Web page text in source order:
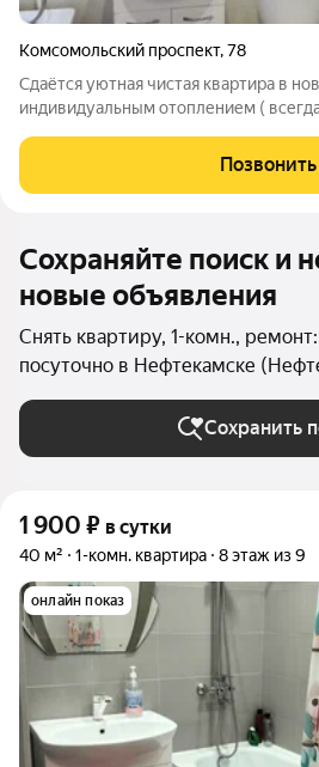
Комсомольский проспект,78
Сдаётся уютная чистая квартира в
индивидуальным отоплением (
для комфортного проживания.
предоставляется полный пакет
Позвонить
Сохраняйте поиск и
новые объявления
Снять квартиру, 1-комн.,
посуточно в Нефтекамске
округ))
Сохранить
1 900 ₽ в сутки
40 м² 1-комн. квартира 8 этаж из 9
онлайн показ